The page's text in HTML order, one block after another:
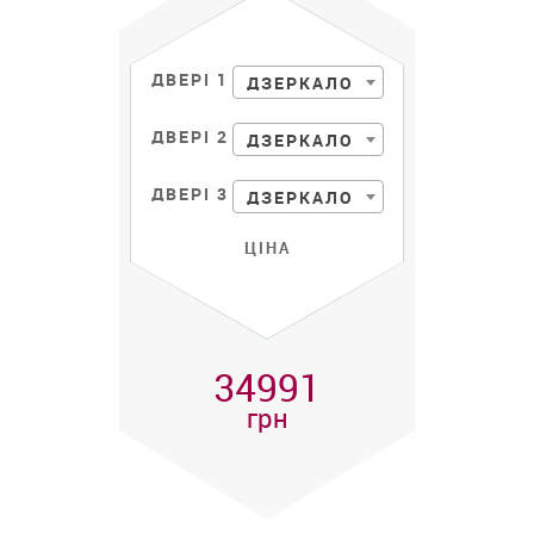
ДВЕРІ 1 ДЗЕРКАЛО
ДВЕРІ 2 ДЗЕРКАЛО
ДВЕРІ 3 ДЗЕРКАЛО
ЦІНА
34991
грн